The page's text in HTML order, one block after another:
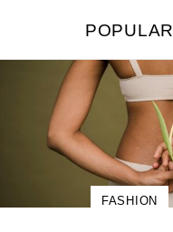
POPULAR
FASHION